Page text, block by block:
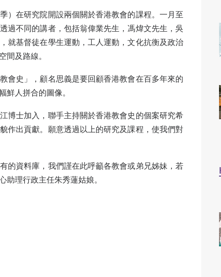
）在研究院開設兩個關於香港教會的課程。一月至
過不同的講者，包括翁偉業先生，馮煒文先生，吳
就基督徒在學生運動，工人運動，文化抗衡及政治
間及路線。
會史」，顧名思義是要回顧香港教會在百多年來的
鮮人拼合的圖像。
博士加入，聯手主持關於香港教會史的個案研究希
作出貢獻。願意透過以上的研究及課程，使我們對
的資料庫，我們謹在此呼籲各教會或弟兄姊妹，若
理行政主任朱秀蓮姑娘。